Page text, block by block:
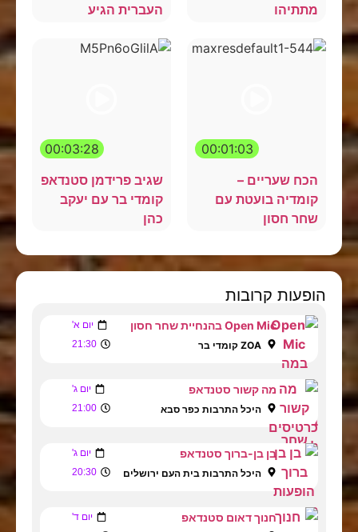
מתתיהו
העברית הגיע
00:01:03
הכח שעריים –
קומדיה בועטת עם
שחר חסון
00:03:28
שגיב פרידמן סטנדאפ
קומדי בר עם יעקב
כהן
הופעות קרובות
Open Mic בהנחיית שחר חסון יום א'
ZOA קומדי בר 21:30
מה קשור סטנדאפ יום ג'
היכל התרבות כפר סבא 21:00
בן בן-ברוך סטנדאפ יום ג'
היכל התרבות בית העם ירושלים 20:30
חנוך דאום סטנדאפ יום ד'